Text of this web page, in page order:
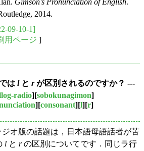
Gimson's Pronunciation of English.
2014.
09-10-1]
用ページ ]
は lと rが区別されるのですか？ ---
radio][sobokunagimon]
][consonant][l][r]
オ版の話題は，日本語母語話者が苦
l と rの区別についてです．同じラ行